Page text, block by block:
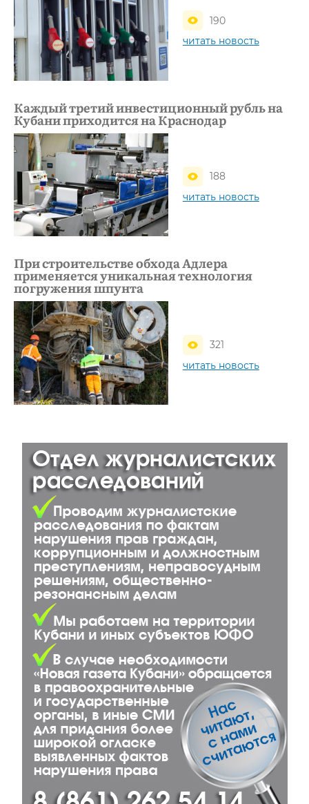
190
читать новость
Каждый третий инвестиционный рубль на
Кубани приходится на Краснодар
188
читать новость
При строительстве обхода Адлера
применяется уникальная технология
погружения шпунта
321
читать новость